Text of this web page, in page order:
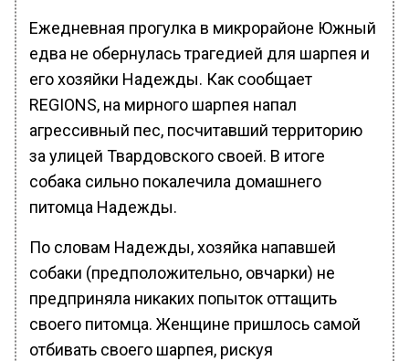
Ежедневная прогулка в микрорайоне Южный
едва не обернулась трагедией для шарпея и
его хозяйки Надежды. Как сообщает
REGIONS, на мирного шарпея напал
агрессивный пес, посчитавший территорию
за улицей Твардовского своей. В итоге
собака сильно покалечила домашнего
питомца Надежды.
По словам Надежды, хозяйка напавшей
собаки (предположительно, овчарки) не
предприняла никаких попыток оттащить
своего питомца. Женщине пришлось самой
отбивать своего шарпея, рискуя